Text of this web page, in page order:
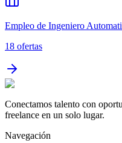
Empleo de Ingeniero
18 ofertas
Conectamos talento con
freelance en un solo lugar.
Navegación